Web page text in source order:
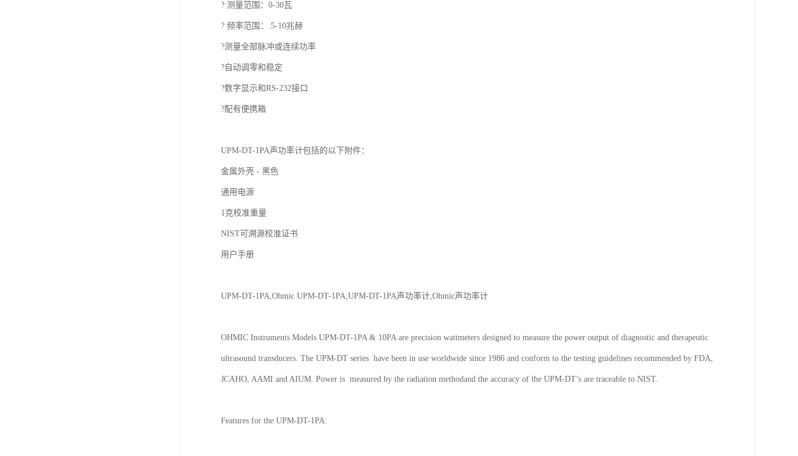
? 测量范围：0-30瓦
? 频率范围：.5-10兆赫
?测量全部脉冲或连续功率
?自动调零和稳定
?数字显示和RS-232接口
?配有便携箱
UPM-DT-1PA声功率计包括的以下附件：
金属外壳 - 黑色
通用电源
1克校准重量
NIST可溯源校准证书
用户手册
UPM-DT-1PA,Ohmic UPM-DT-1PA,UPM-DT-1PA声功率计,Ohmic声功率计
OHMIC Instruments Models UPM-DT-1PA & 10PA are precision wattmeters designed to measure the power output of diagnostic and therapeutic
ultrasound transducers. The UPM-DT series  have been in use worldwide since 1986 and conform to the testing guidelines recommended by FDA,
JCAHO, AAMI and AIUM. Power is  measured by the radiation methodand the accuracy of the UPM-DT’s are traceable to NIST.
Features for the UPM-DT-1PA: